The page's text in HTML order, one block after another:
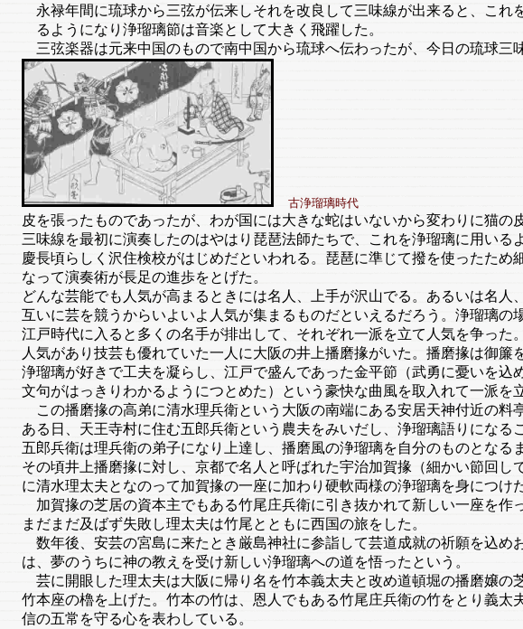
永禄年間に琉球から三弦が伝来しそれを改良して三味線が出来ると、これ
るようになり浄瑠璃節は音楽として大きく飛躍した。
三弦楽器は元来中国のもので南中国から琉球へ伝わったが、今日の琉球三
古浄瑠璃時代
皮を張ったものであったが、わが国には大きな蛇はいないから変わりに猫の
三味線を最初に演奏したのはやはり琵琶法師たちで、これを浄瑠璃に用いる
慶長頃らしく沢住検校がはじめだといわれる。琵琶に準じて撥を使ったため
なって演奏術が長足の進歩をとげた。
どんな芸能でも人気が高まるときには名人、上手が沢山でる。あるいは名人
互いに芸を競うからいよいよ人気が集まるものだといえるだろう。浄瑠璃の
江戸時代に入ると多くの名手が排出して、それぞれ一派を立て人気を争った
人気があり技芸も優れていた一人に大阪の井上播磨掾がいた。播磨掾は御簾
浄瑠璃が好きで工夫を凝らし、江戸で盛んであった金平節（武勇に憂いを込
文句がはっきりわかるようにつとめた）という豪快な曲風を取入れて一派を
この播磨掾の高弟に清水理兵衛という大阪の南端にある安居天神付近の料亭
ある日、天王寺村に住む五郎兵衛という農夫をみいだし、浄瑠璃語りになる
五郎兵衛は理兵衛の弟子になり上達し、播磨風の浄瑠璃を自分のものとなる
その頃井上播磨掾に対し、京都で名人と呼ばれた宇治加賀掾（細かい節回し
に清水理太夫となのって加賀掾の一座に加わり硬軟両様の浄瑠璃を身につけた
加賀掾の芝居の資本主でもある竹尾庄兵衛に引き抜かれて新しい一座を作
まだまだ及ばず失敗し理太夫は竹尾とともに西国の旅をした。
数年後、安芸の宮島に来たとき厳島神社に参詣して芸道成就の祈願を込め
は、夢のうちに神の教えを受け新しい浄瑠璃への道を悟ったという。
芸に開眼した理太夫は大阪に帰り名を竹本義太夫と改め道頓堀の播磨嬢の
竹本座の櫓を上げた。竹本の竹は、恩人でもある竹尾庄兵衛の竹をとり義太
信の五常を守る心を表わしている。